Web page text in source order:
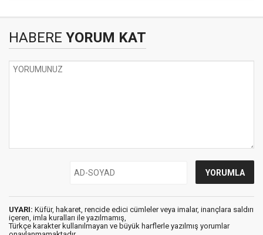
HABERE YORUM KAT
UYARI: Küfür, hakaret, rencide edici cümleler veya imalar, inançlara saldırı
içeren, imla kuralları ile yazılmamış,
Türkçe karakter kullanılmayan ve büyük harflerle yazılmış yorumlar